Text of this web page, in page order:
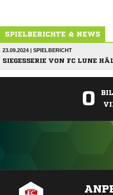
SPIELBERICHTE & NEWS
23.09.2024 | SPIELBERICHT
SIEGESSERIE VON FC LUNE
0